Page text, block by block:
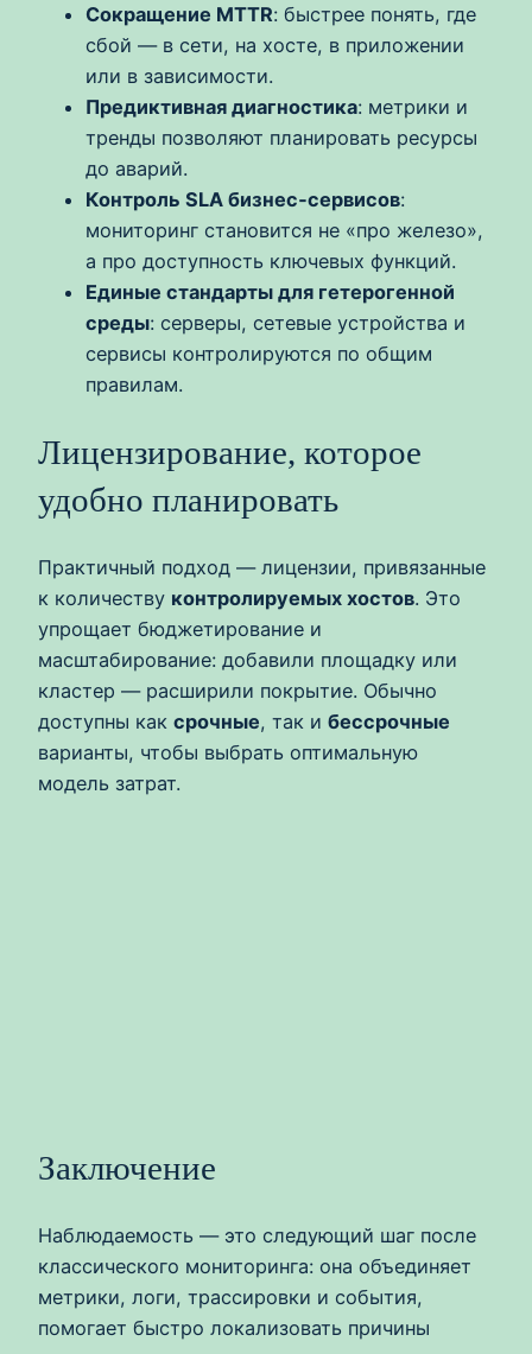
Сокращение MTTR: быстрее понять, где
сбой — в сети, на хосте, в приложении
или в зависимости.
Предиктивная диагностика: метрики и
тренды позволяют планировать ресурсы
до аварий.
Контроль SLA бизнес‑сервисов:
мониторинг становится не «про железо»,
а про доступность ключевых функций.
Единые стандарты для гетерогенной
среды: серверы, сетевые устройства и
сервисы контролируются по общим
правилам.
Лицензирование, которое
удобно планировать
Практичный подход — лицензии, привязанные
к количеству контролируемых хостов. Это
упрощает бюджетирование и
масштабирование: добавили площадку или
кластер — расширили покрытие. Обычно
доступны как срочные, так и бессрочные
варианты, чтобы выбрать оптимальную
модель затрат.
Заключение
Наблюдаемость — это следующий шаг после
классического мониторинга: она объединяет
метрики, логи, трассировки и события,
помогает быстро локализовать причины